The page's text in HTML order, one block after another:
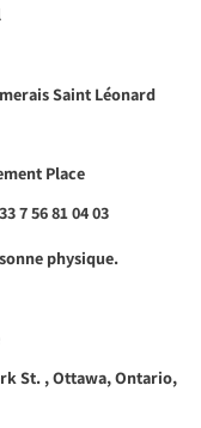
Saint Léonard
Place
33 7 56 81 04 03
physique.
St. , Ottawa, Ontario,